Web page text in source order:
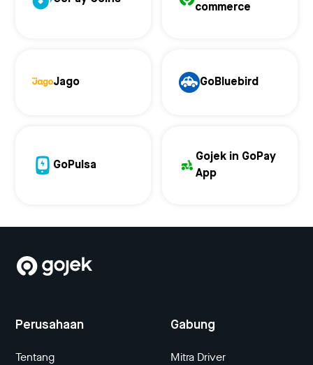
commerce
Jago GoBluebird
GoPulsa
Gojek in GoPay
App
Perusahaan
Tentang
Gabung
Mitra Driver